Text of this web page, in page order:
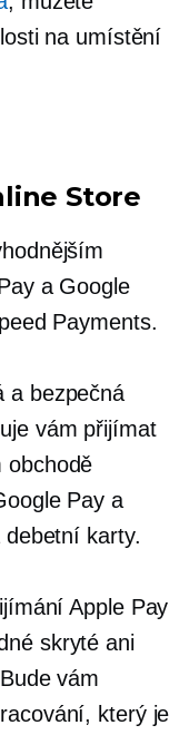
na umístění
Store
a Google
Payments.
a bezpečná
vám přijímat
obchodě
Pay a
karty.
Apple Pay
skryté ani
vám
který je